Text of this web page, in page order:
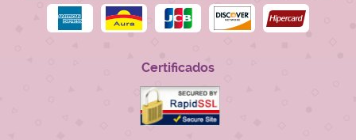
Certificados